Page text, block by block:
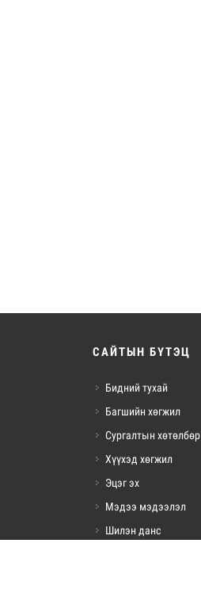
САЙТЫН БҮТЭЦ
Бидний тухай
Багшийн хөгжил
Сургалтын хөтөлбөр
Хүүхэд хөгжил
Эцэг эх
Мэдээ мэдээлэл
Шилэн данс